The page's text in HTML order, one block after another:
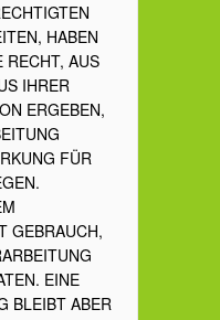
HABEN
RECHT, AUS
IHRER
ERGEBEN,
FÜR
GEBRAUCH,
EINE
BLEIBT ABER